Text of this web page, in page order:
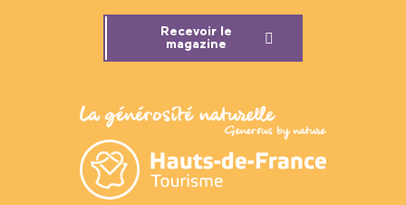
Recevoir le
magazine